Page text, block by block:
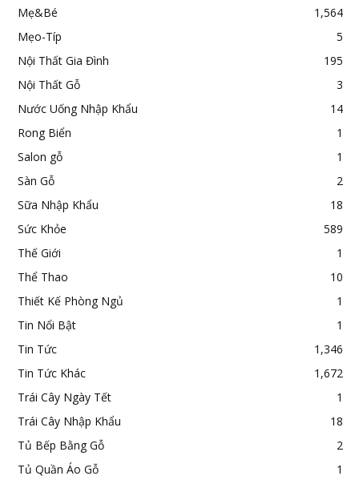
Mẹ&Bé
1,564
Mẹo-Típ
5
Nội Thất Gia Đình
195
Nội Thất Gỗ
3
Nước Uống Nhập Khẩu
14
Rong Biển
1
Salon gỗ
1
Sàn Gỗ
2
Sữa Nhập Khẩu
18
Sức Khỏe
589
Thế Giới
1
Thể Thao
10
Thiết Kế Phòng Ngủ
1
Tin Nổi Bật
1
Tin Tức
1,346
Tin Tức Khác
1,672
Trái Cây Ngày Tết
1
Trái Cây Nhập Khẩu
18
Tủ Bếp Bằng Gỗ
2
Tủ Quần Áo Gỗ
1